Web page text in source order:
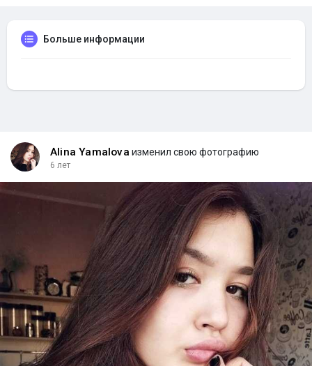
Больше информации
Alina Yamalova изменил свою фотографию
6 лет